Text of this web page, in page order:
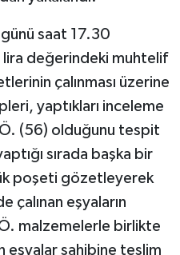
günü saat 17.30
lira değerindeki muhtelif
çalınması üzerine
yaptıkları inceleme
(56) olduğunu tespit
sırada başka bir
poşeti gözetleyerek
çalınan eşyaların
malzemelerle birlikte
eşyalar sahibine teslim